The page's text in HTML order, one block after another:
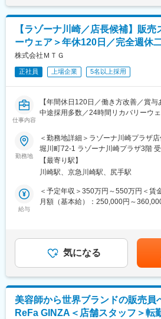
◆教育体制：
入社後2～3ヶ月は先輩社員と同行を
ォロー手厚くフォローいたします。ま
Learningやテキスト教材もございます
心ください！
変更の範囲：会社の定める業務
育成、ブランド体験の磨き込みなど
して完成させる」役割を担っていた
■具体的な業務内容：
・SIXPADブランドに特化した接客・
・商品理解・ブランド理解を深める
・売場レイアウト、ディスプレイ、体
【オープン後】
・売場づくり／VMDの企画・改善
・スタッフへの接客フォロー、育成
・イベント、メディア対応、来客対応
・店舗運営をより良くするための改善
■このポジションならではの特徴・魅
・MTG初の旗艦店立ち上げに、創業
表記です。
【ラゾーナ川崎／店長候補】販売
ーウェア＞年休120日／完全週休
株式会社ＭＴＧ
正社員 上場企業 5名以上採用
仕事内容
【年間休日120日／働き方改善／賞
中途採用多数／24時間リカバリーウ
美容・健康メーカー】
■ミッション
新ブランド「ReD（リカバリーウェ
て、店舗運営全般および販売業務をお
として、世界観を体現しながら、売
目指していきます。
としてローンチいたしました。
ReDは、血行に着目し、毎日を健や
バリーウェアです。極微細に粉砕し
また、豊富なエビデンスに基づいた効
加え、多数の優良ブランドとのコラ
勤務地
＜勤務地詳細＞ラゾーナ川崎プラザ
堀川町72-1 ラゾーナ川崎プラザ3階
変更の範囲：会社の定める事業所
【最寄り駅】
川崎駅、京急川崎駅、尻手駅
給与
＜予定年収＞350万円～550万円＜賃
月額（基本給）：250,000円～
社1年後、2回目以降は1月と7月）■
社内規定に準ずる：管理監督者手当
任手当、資格手当賃金はあくまでも
じて上下する可能性があります。月
記です。
気になる
美容師から世界ブランドの販売員
ReFa GINZA＜店舗スタッフ＞転